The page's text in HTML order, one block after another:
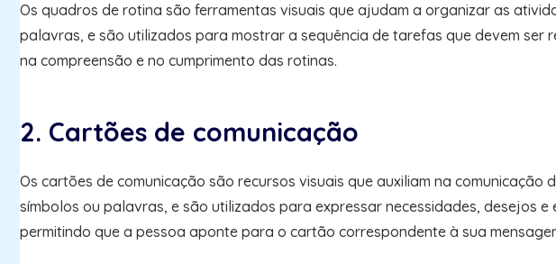
Os quadros de rotina são ferramentas visuais que ajudam a organizar as
palavras, e são utilizados para mostrar a sequência de tarefas que devem
na compreensão e no cumprimento das rotinas.
2. Cartões de comunicação
Os cartões de comunicação são recursos visuais que auxiliam na
símbolos ou palavras, e são utilizados para expressar necessidades, desejos
permitindo que a pessoa aponte para o cartão correspondente à sua